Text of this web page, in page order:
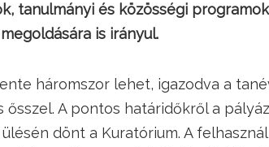
tanulmányi és közösségi
is irányul.
háromszor lehet, igazodva a
ősszel. A pontos határidőkről a
dönt a Kuratórium. A